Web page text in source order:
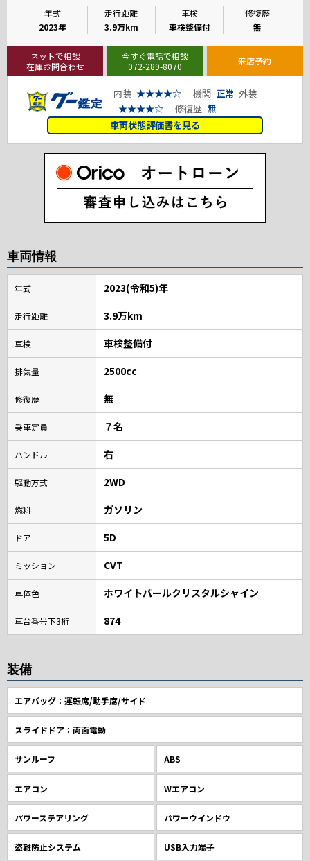
年式
2023年
走行距離
3.9万km
車検
車検整備付
修復歴
無
ネットで相談
在庫お問合わせ
今すぐ電話で相談
072-289-8070
来店予約
内装 ★★★★☆ 機関 正常 外装
★★★★☆
修復歴 無
車両状態評価書を見る
車両情報
年式 2023(令和5)年
走行距離 3.9万km
車検 車検整備付
排気量 2500cc
修復歴 無
乗車定員 ７名
ハンドル 右
駆動方式 2WD
燃料 ガソリン
ドア 5D
ミッション CVT
車体色 ホワイトパールクリスタルシャイン
車台番号下3桁 874
装備
エアバッグ：運転席/助手席/サイド
スライドドア：両面電動
サンルーフ ABS
エアコン Wエアコン
パワーステアリング パワーウインドウ
盗難防止システム USB入力端子